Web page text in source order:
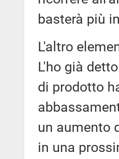
basterà più
L'altro
L'ho già
di prodotto
un aumento
in una